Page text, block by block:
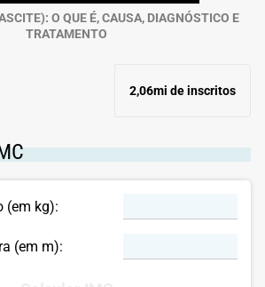
O QUE É, CAUSA, DIAGNÓSTICO E
TRATAMENTO
2,06mi de inscritos
(em kg):
(em m):